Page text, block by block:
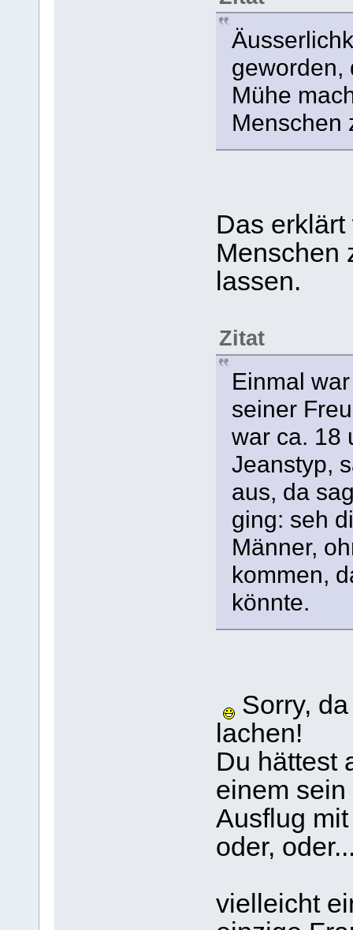
geworden,
Mühe
Menschen
Das
Menschen
lassen.
Zitat
Einmal
seiner
war ca. 18
Jeanstyp,
aus, da
ging: seh
Männer,
kommen,
könnte.
Sorry, da
lachen!
Du hättest
einem
Ausflug
oder,
vielleicht